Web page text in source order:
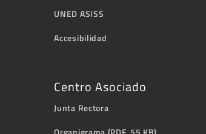
UNED ASISS
Accesibilidad
Centro Asociado
Junta Rectora